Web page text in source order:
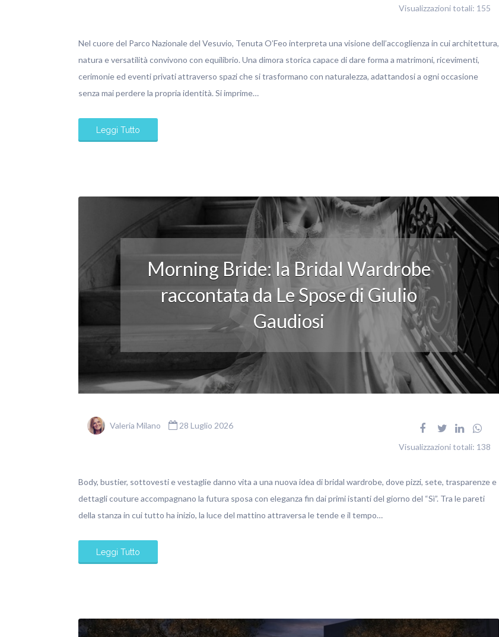
Visualizzazioni totali: 155
Nel cuore del Parco Nazionale del Vesuvio, Tenuta O’Feo interpreta una visione dell’accoglienza in cui architettura,
natura e versatilità convivono con equilibrio. Una dimora storica capace di dare forma a matrimoni, ricevimenti,
cerimonie ed eventi privati attraverso spazi che si trasformano con naturalezza, adattandosi a ogni occasione
senza mai perdere la propria identità. Si imprime…
Leggi Tutto
Morning Bride: la Bridal Wardrobe
raccontata da Le Spose di Giulio
Gaudiosi
Valeria Milano 28 Luglio 2026
Visualizzazioni totali: 138
Body, bustier, sottovesti e vestaglie danno vita a una nuova idea di bridal wardrobe, dove pizzi, sete, trasparenze e
dettagli couture accompagnano la futura sposa con eleganza fin dai primi istanti del giorno del “Sì”. Tra le pareti
della stanza in cui tutto ha inizio, la luce del mattino attraversa le tende e il tempo…
Leggi Tutto